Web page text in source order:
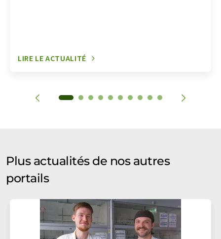
LIRE LE ACTUALITÉ
Plus actualités de nos autres
portails